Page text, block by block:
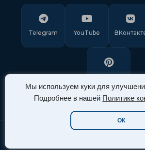
Мы используем куки для
Подробнее в нашей Политике
ОК
Telegram YouTube
Pinterest